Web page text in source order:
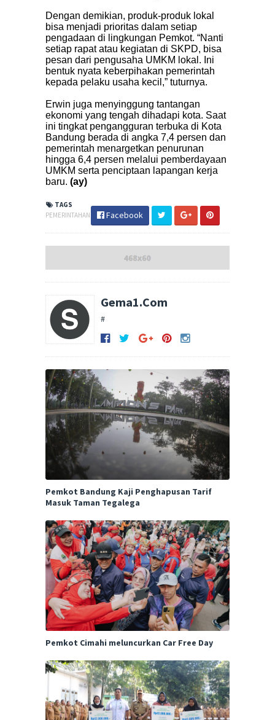
Dengan demikian, produk-produk lokal
bisa menjadi prioritas dalam setiap
pengadaan di lingkungan Pemkot. “Nanti
setiap rapat atau kegiatan di SKPD, bisa
pesan dari pengusaha UMKM lokal. Ini
bentuk nyata keberpihakan pemerintah
kepada pelaku usaha kecil,” tuturnya.
Erwin juga menyinggung tantangan
ekonomi yang tengah dihadapi kota. Saat
ini tingkat pengangguran terbuka di Kota
Bandung berada di angka 7,4 persen dan
pemerintah menargetkan penurunan
hingga 6,4 persen melalui pemberdayaan
UMKM serta penciptaan lapangan kerja
baru. (ay)
TAGS
PEMERINTAHAN
Facebook
Gema1.Com
#
Pemkot Bandung Kaji Penghapusan Tarif
Masuk Taman Tegalega
Pemkot Cimahi meluncurkan Car Free Day